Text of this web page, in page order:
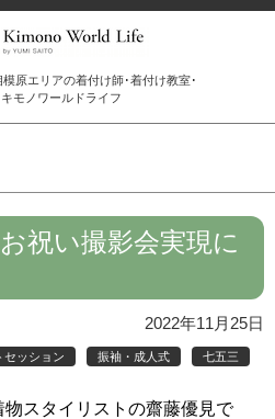
原エリアの着付け師･着付け教室･
モノワールドライフ
祝い撮影会実現に
2022年11月25日
セッション 振袖・成人式 七五三
スタイリストの齋藤優見で